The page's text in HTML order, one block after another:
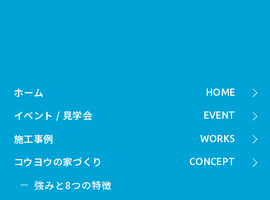
HOME
ホーム
EVENT
イベント / 見学会
WORKS
施工事例
CONCEPT
コウヨウの家づくり
強みと8つの特徴